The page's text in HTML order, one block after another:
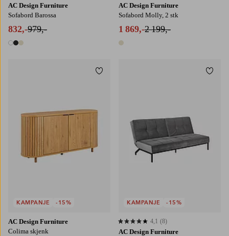
AC Design Furniture
Sofabord Barossa
832,-979,-
3 farger
AC Design Furniture
Sofabord Molly, 2 stk
1 869,-2 199,-
1 farge
AC Design Furniture
Colima skjenk
KAMPANJE -15%
Legg til favoritter
AC Design Furniture
4,1 basert på 8 karaktergivninger
4,1 (8)
KAMPANJE -15%